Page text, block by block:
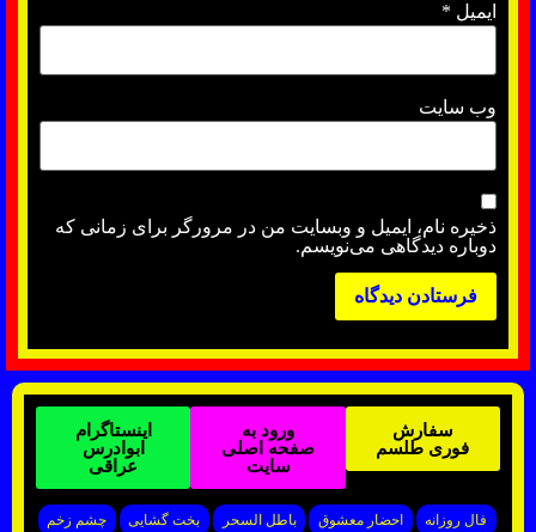
ایمیل *
وب‌ سایت
ذخیره نام، ایمیل و وبسایت من در مرورگر برای زمانی که
دوباره دیدگاهی می‌نویسم.
سفارش
فوری طلسم
ورود به
صفحه اصلی
سایت
اینستاگرام
ابوادرس
عراقی
فال روزانه احضار معشوق باطل السحر بخت گشایی چشم زخم